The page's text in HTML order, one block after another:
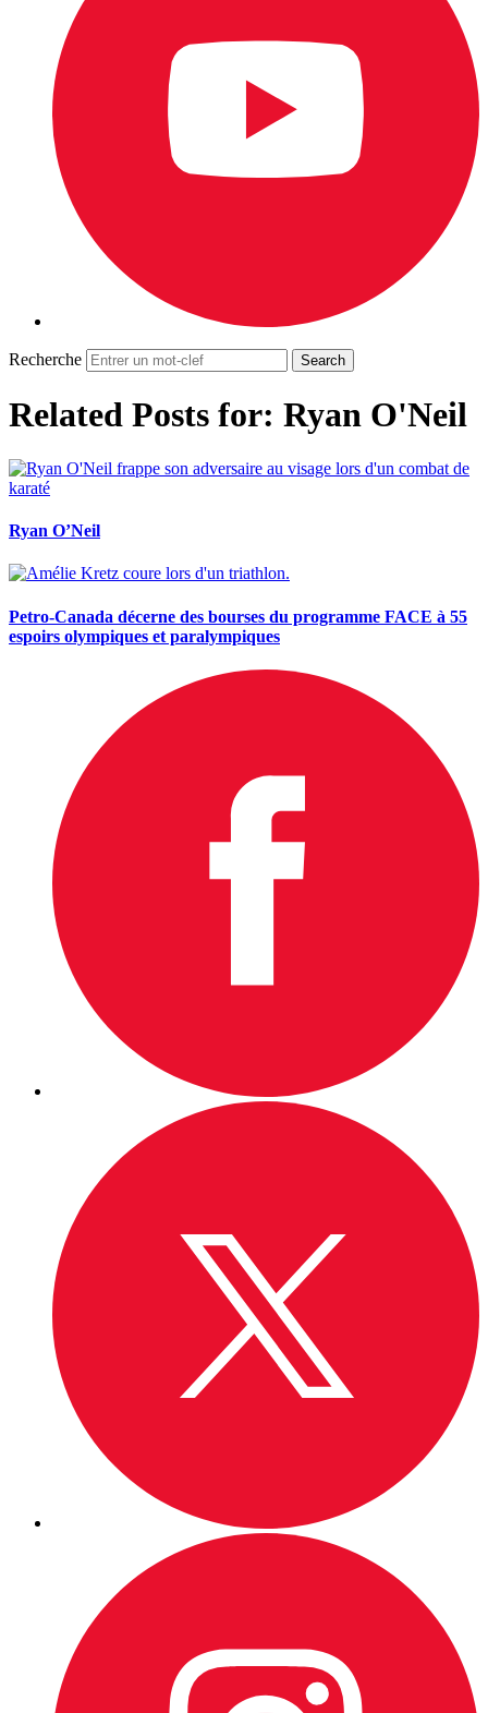
Recherche
Related Posts for: Ryan O'Neil
Ryan O’Neil
Petro-Canada décerne des bourses du programme FACE à 55
espoirs olympiques et paralympiques